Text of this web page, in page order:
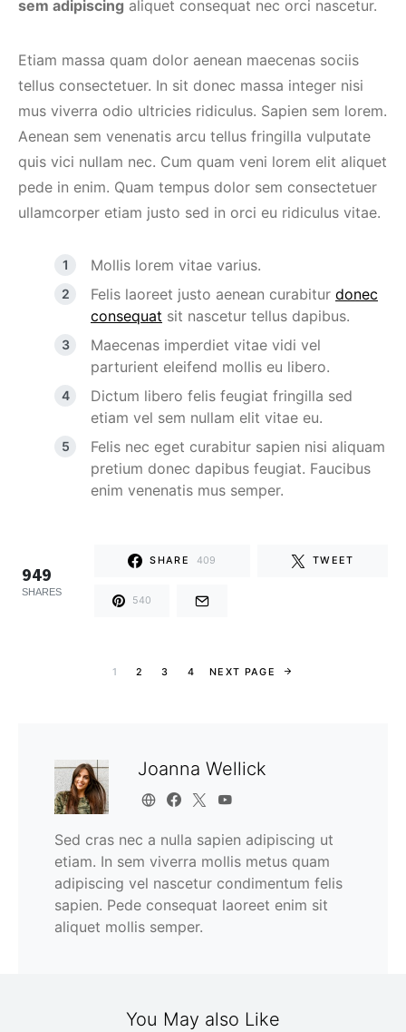
sem adipiscing aliquet consequat nec orci nascetur.
Etiam massa quam dolor aenean maecenas sociis
tellus consectetuer. In sit donec massa integer nisi
mus viverra odio ultricies ridiculus. Sapien sem lorem.
Aenean sem venenatis arcu tellus fringilla vulputate
quis vici nullam nec. Cum quam veni lorem elit aliquet
pede in enim. Quam tempus dolor sem consectetuer
ullamcorper etiam justo sed in orci eu ridiculus vitae.
Mollis lorem vitae varius.
Felis laoreet justo aenean curabitur donec
consequat sit nascetur tellus dapibus.
Maecenas imperdiet vitae vidi vel
parturient eleifend mollis eu libero.
Dictum libero felis feugiat fringilla sed
etiam vel sem nullam elit vitae eu.
Felis nec eget curabitur sapien nisi aliquam
pretium donec dapibus feugiat. Faucibus
enim venenatis mus semper.
949
SHARES
SHARE 409 TWEET
540
1 2 3 4 NEXT PAGE
Joanna Wellick
Sed cras nec a nulla sapien adipiscing ut
etiam. In sem viverra mollis metus quam
adipiscing vel nascetur condimentum felis
sapien. Pede consequat laoreet enim sit
aliquet mollis semper.
You May also Like